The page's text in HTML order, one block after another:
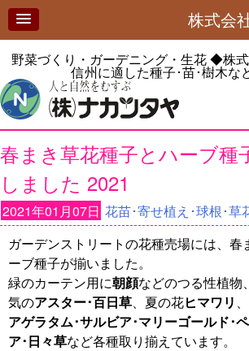
株式会
野菜づくり・ガーデニング・生花◆株
信州に適した種子･苗･樹木な
春まき草花種子とハーブ種
しました 2021
2021年01月07日 花苗･寄せ植え･球根･草
ガーデンストリートの花種売場には、春
ーブ種子が揃いました。
緑のカーテン用に朝顔などのつる性植物
気のアスター･百日草、夏の花ヒマワリ
アゲラタム･サルビア･マリーゴールド･
ア･日々草など各種取り揃えています。